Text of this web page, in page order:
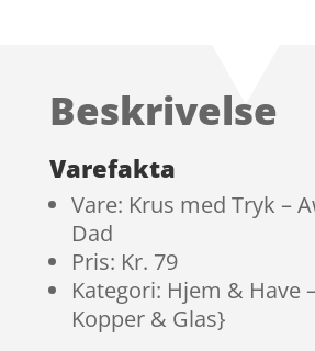
melser
Beskrivelse
Varefakta
Vare: Krus med Tryk –
Dad
Pris: Kr. 79
Kategori: Hjem & Have
Kopper & Glas}